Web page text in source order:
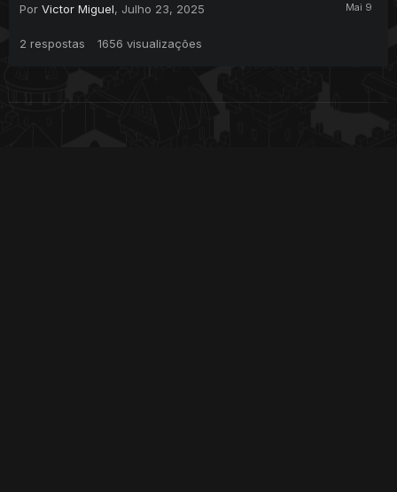
Por Victor Miguel, Julho 23, 2025
2 respostas 1656 visualizações